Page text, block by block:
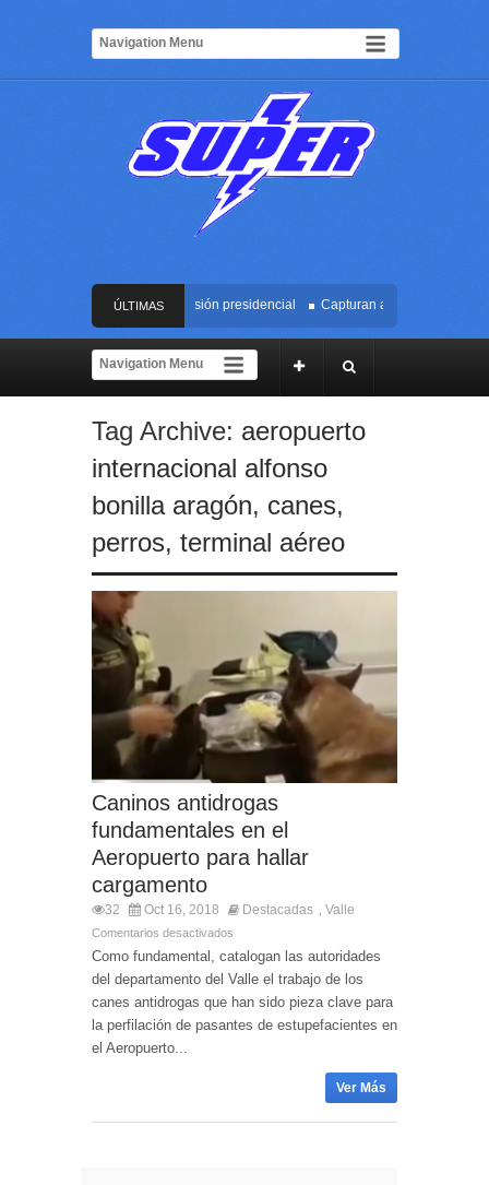
ÚLTIMAS
NOTICIAS
contra Cali durante la posesión presidencial Capturan a alias ‘Miso’, con
de Abelardo de la Espriella en Cali
escapara tras atacar a una mujer en el centro de Cali
contra Cali durante la posesión presidencial
Tag Archive: aeropuerto
internacional alfonso
bonilla aragón, canes,
perros, terminal aéreo
Caninos antidrogas
fundamentales en el
Aeropuerto para hallar
cargamento
32 Oct 16, 2018 Destacadas Valle
Comentarios desactivados
Como fundamental, catalogan las autoridades
del departamento del Valle el trabajo de los
canes antidrogas que han sido pieza clave para
la perfilación de pasantes de estupefacientes en
el Aeropuerto...
Ver Más